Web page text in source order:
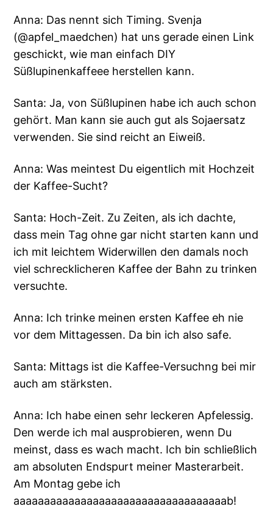
Anna: Das nennt sich Timing. Svenja
(@apfel_maedchen) hat uns gerade einen Link
geschickt, wie man einfach DIY
Süßlupinenkaffeee herstellen kann.
Santa: Ja, von Süßlupinen habe ich auch schon
gehört. Man kann sie auch gut als Sojaersatz
verwenden. Sie sind reicht an Eiweiß.
Anna: Was meintest Du eigentlich mit Hochzeit
der Kaffee-Sucht?
Santa: Hoch-Zeit. Zu Zeiten, als ich dachte,
dass mein Tag ohne gar nicht starten kann und
ich mit leichtem Widerwillen den damals noch
viel schrecklicheren Kaffee der Bahn zu trinken
versuchte.
Anna: Ich trinke meinen ersten Kaffee eh nie
vor dem Mittagessen. Da bin ich also safe.
Santa: Mittags ist die Kaffee-Versuchng bei mir
auch am stärksten.
Anna: Ich habe einen sehr leckeren Apfelessig.
Den werde ich mal ausprobieren, wenn Du
meinst, dass es wach macht. Ich bin schließlich
am absoluten Endspurt meiner Masterarbeit.
Am Montag gebe ich
aaaaaaaaaaaaaaaaaaaaaaaaaaaaaaaaaaab!